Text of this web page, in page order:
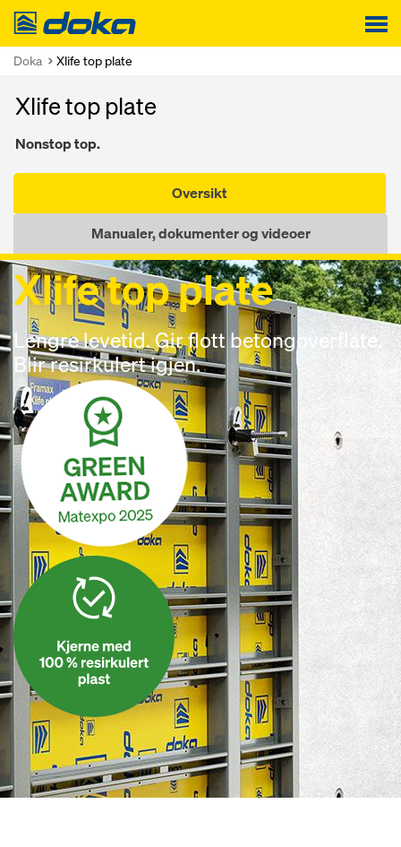
Doka
Doka Xlife top plate
Xlife top plate
Nonstop top.
Oversikt
Manualer, dokumenter og videoer
Nonstop top.
Xlife top plate
Lengre levetid. Gir flott betongoverflate.
Blir resirkulert igjen.